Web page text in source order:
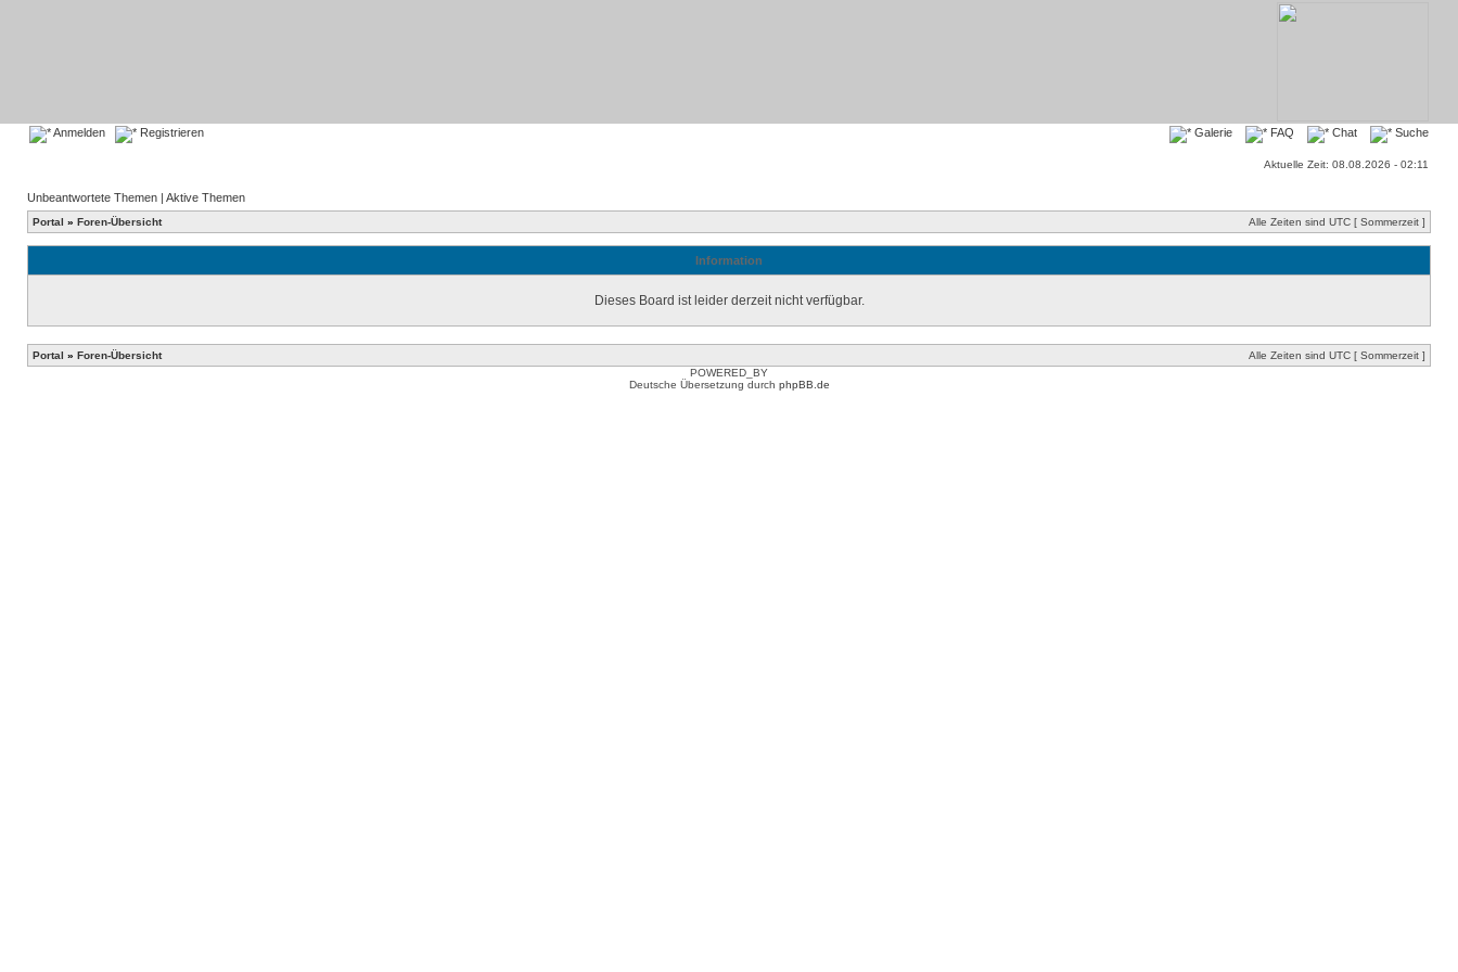
Anmelden Registrieren Galerie FAQ Chat Suche
Aktuelle Zeit: 08.08.2026 - 02:11
Unbeantwortete Themen | Aktive Themen
Portal » Foren-Übersicht Alle Zeiten sind UTC [ Sommerzeit ]
Information
Dieses Board ist leider derzeit nicht verfügbar.
Portal » Foren-Übersicht
Alle Zeiten sind UTC [ Sommerzeit ]
POWERED_BY
Deutsche Übersetzung durch phpBB.de